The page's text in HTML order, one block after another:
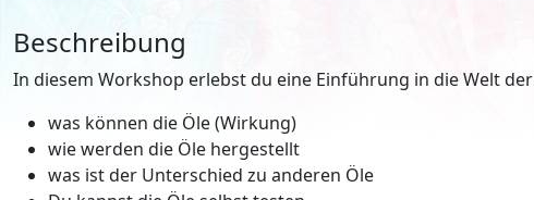
Beschreibung
In diesem Workshop erlebst du eine Einführung in die Welt
was können die Öle (Wirkung)
wie werden die Öle hergestellt
was ist der Unterschied zu anderen Öle